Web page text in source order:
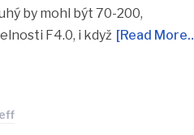
by mohl být 70-200,
F4.0, i když [Read